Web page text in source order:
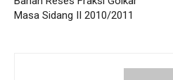
Masa Sidang II 2010/2011